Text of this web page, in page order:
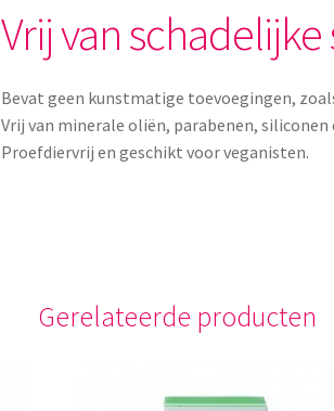
Vrij van
Bevat geen kunstmatige toevoegingen,
Vrij van minerale oliën, parabenen, siliconen
Proefdiervrij en geschikt voor veganisten.
Gerelateerde producten